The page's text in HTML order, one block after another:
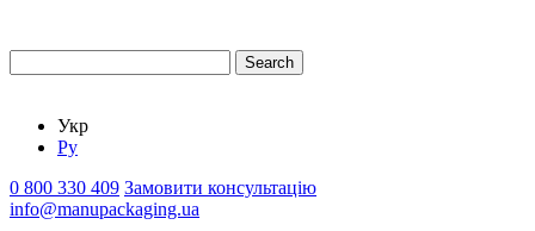
Search
Укр
Ру
0 800 330 409 Замовити консультацію
info@manupackaging.ua